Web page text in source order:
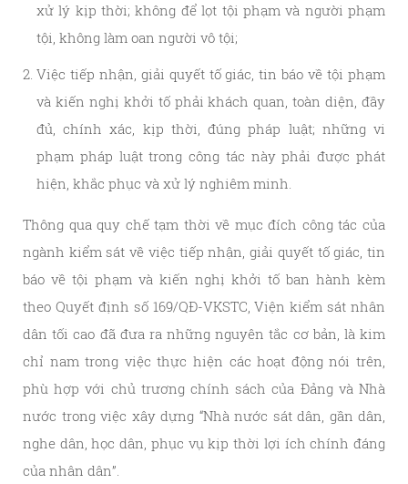
xử lý kịp thời; không để lọt tội phạm và người phạm
tội, không làm oan người vô tội;
Việc tiếp nhận, giải quyết tố giác, tin báo về tội phạm
và kiến nghị khởi tố phải khách quan, toàn diện, đầy
đủ, chính xác, kịp thời, đúng pháp luật; những vi
phạm pháp luật trong công tác này phải được phát
hiện, khắc phục và xử lý nghiêm minh.
Thông qua quy chế tạm thời về mục đích công tác của
ngành kiểm sát về việc tiếp nhận, giải quyết tố giác, tin
báo về tội phạm và kiến nghị khởi tố ban hành kèm
theo Quyết định số 169/QĐ-VKSTC, Viện kiểm sát nhân
dân tối cao đã đưa ra những nguyên tắc cơ bản, là kim
chỉ nam trong việc thực hiện các hoạt động nói trên,
phù hợp với chủ trương chính sách của Đảng và Nhà
nước trong việc xây dựng “Nhà nước sát dân, gần dân,
nghe dân, học dân, phục vụ kịp thời lợi ích chính đáng
của nhân dân”.